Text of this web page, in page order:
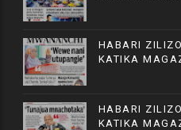
HABARI
KATIKA
HABARI
KATIKA